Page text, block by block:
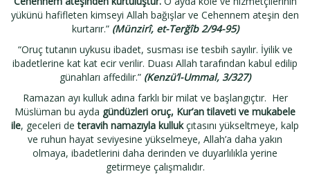
yükünü hafifleten kimseyi Allah bağışlar ve Cehennem ateşin den
kurtarır.” (Münzirî, et-Terğîb 2/94-95)
“Oruç tutanın uykusu ibadet, susması ise tesbih sayılır. İyilik ve
ibadetlerine kat kat ecir verilir. Duası Allah tarafından kabul edilip
günahları affedilir.” (Kenzü’l-Ummal, 3/327)
Ramazan ayı kulluk adına farklı bir milat ve başlangıçtır. Her
Müslüman bu ayda gündüzleri oruç, Kur’an tilaveti ve mukabele
ile, geceleri deteravih namazıyla kullukçıtasını yükseltmeye, kalp
ve ruhun hayat seviyesine yükselmeye, Allah’a daha yakın
olmaya, ibadetlerini daha derinden ve duyarlılıkla yerine
getirmeye çalışmalıdır.